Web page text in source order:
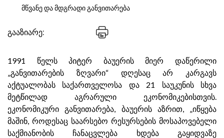
მწვანე და მდგრადი განვითარება
გააზიარე:
1991 წელს პიტერ ბაუერის მიერ დაწერილი
„განვითარების ზღვარი“ დღესაც არ კარგავს
აქტუალობას საქართველოსა და 21 საუკუნის სხვა
მეტწილად აგრარული ეკონომიკებისთვის.
ეკონომიკური განვითარება, ბაუერის აზრით, „იწყება
მაშინ, როდესაც საარსებო რესურსების მოსაპოვებელი
საქმიანობის ჩანაცვლება ხდება გაყიდვაზე